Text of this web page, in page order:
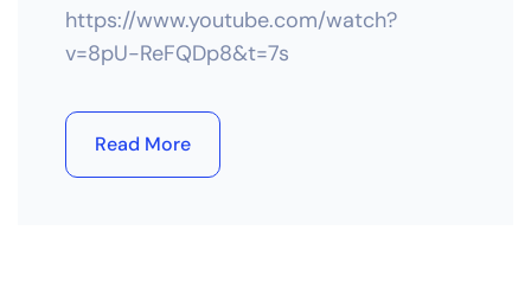
https://www.youtube.com/watch?
v=8pU-ReFQDp8&t=7s
Read More